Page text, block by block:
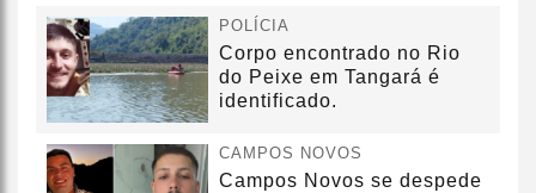
POLÍCIA
Corpo encontrado no Rio
do Peixe em Tangará é
identificado.
CAMPOS NOVOS
Campos Novos se despede